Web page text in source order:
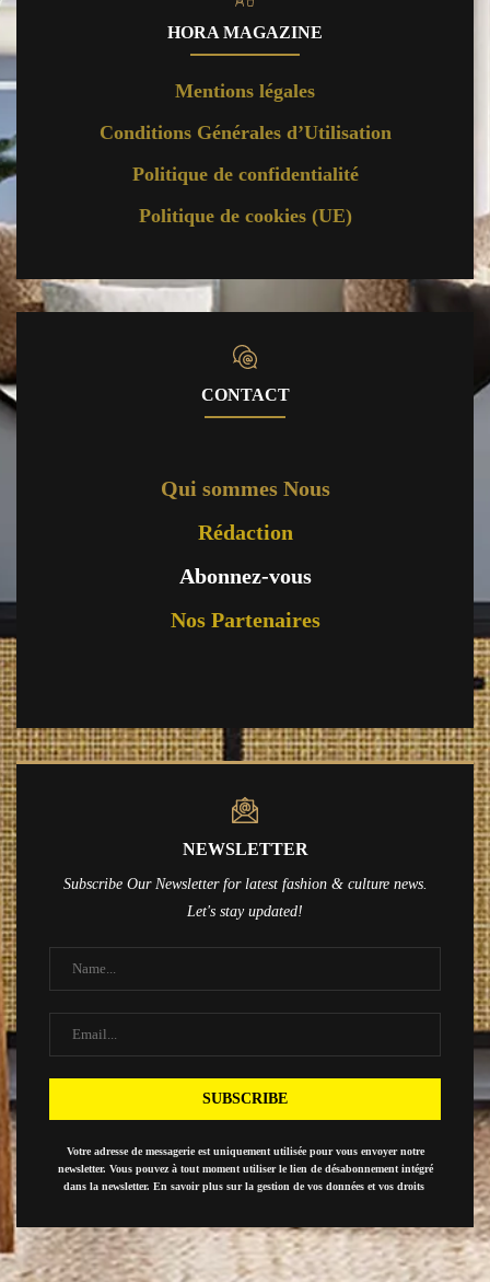
HORA MAGAZINE
Mentions légales
Conditions Générales d’Utilisation
Politique de confidentialité
Politique de cookies (UE)
CONTACT
Qui sommes Nous
Rédaction
Abonnez-vous
Nos Partenaires
NEWSLETTER
Subscribe Our Newsletter for latest fashion & culture news.
Let's stay updated!
Votre adresse de messagerie est uniquement utilisée pour vous envoyer notre
newsletter. Vous pouvez à tout moment utiliser le lien de désabonnement intégré
dans la newsletter. En savoir plus sur la gestion de vos données et vos droits